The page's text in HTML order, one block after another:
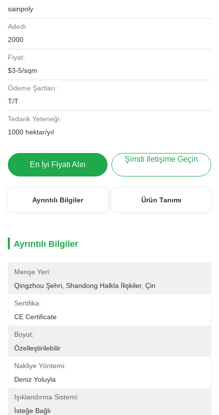
sainpoly
Adedi:
2000
Fiyat:
$3-5/sqm
Ödeme Şartları:
T/T
Tedarik Yeteneği:
1000 hektar/yıl
En İyi Fiyatı Alın
Şimdi Iletişime Geçin
Ayrıntılı Bilgiler Ürün Tanımı
Ayrıntılı Bilgiler
Menşe Yeri:
Qingzhou Şehri, Shandong Halkla İlişkiler, Çin
Sertifika:
CE Certificate
Boyut:
Özelleştirilebilir
Nakliye Yöntemi:
Deniz Yoluyla
Işıklandırma Sistemi:
İsteğe Bağlı